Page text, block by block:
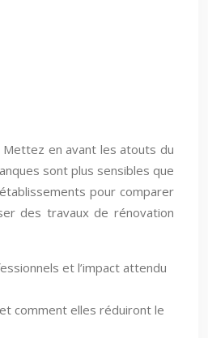
en avant les atouts du
sont plus sensibles que
pour comparer
des travaux de rénovation
et l’impact attendu
comment elles réduiront le